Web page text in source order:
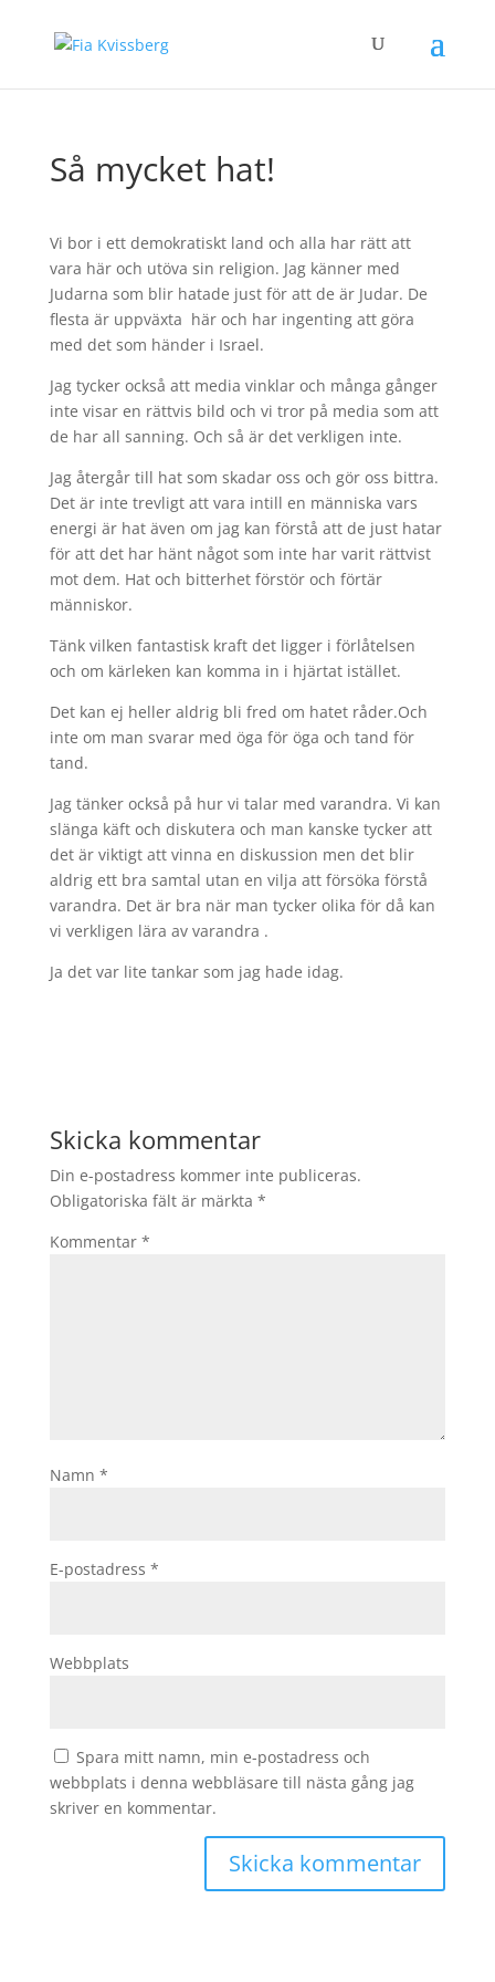
Så mycket hat!
Vi bor i ett demokratiskt land och alla har rätt att
vara här och utöva sin religion. Jag känner med
Judarna som blir hatade just för att de är Judar. De
flesta är uppväxta här och har ingenting att göra
med det som händer i Israel.
Jag tycker också att media vinklar och många gånger
inte visar en rättvis bild och vi tror på media som att
de har all sanning. Och så är det verkligen inte.
Jag återgår till hat som skadar oss och gör oss bittra.
Det är inte trevligt att vara intill en människa vars
energi är hat även om jag kan förstå att de just hatar
för att det har hänt något som inte har varit rättvist
mot dem. Hat och bitterhet förstör och förtär
människor.
Tänk vilken fantastisk kraft det ligger i förlåtelsen
och om kärleken kan komma in i hjärtat istället.
Det kan ej heller aldrig bli fred om hatet råder.Och
inte om man svarar med öga för öga och tand för
tand.
Jag tänker också på hur vi talar med varandra. Vi kan
slänga käft och diskutera och man kanske tycker att
det är viktigt att vinna en diskussion men det blir
aldrig ett bra samtal utan en vilja att försöka förstå
varandra. Det är bra när man tycker olika för då kan
vi verkligen lära av varandra .
Ja det var lite tankar som jag hade idag.
Skicka kommentar
Din e-postadress kommer inte publiceras.
Obligatoriska fält är märkta *
Kommentar *
Namn *
E-postadress *
Webbplats
Spara mitt namn, min e-postadress och
webbplats i denna webbläsare till nästa gång jag
skriver en kommentar.